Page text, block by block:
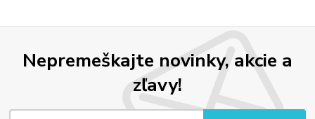
Nepremeškajte novinky, akcie a
zľavy!